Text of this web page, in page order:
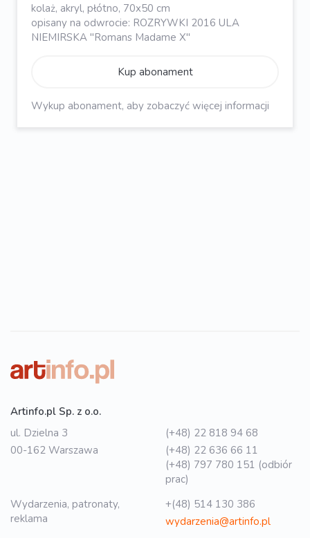
kolaż, akryl, płótno, 70x50 cm
opisany na odwrocie: ROZRYWKI 2016 ULA
NIEMIRSKA "Romans Madame X"
Kup abonament
Wykup abonament, aby zobaczyć więcej informacji
Artinfo.pl Sp. z o.o.
ul. Dzielna 3
00-162 Warszawa
(+48) 22 818 94 68
(+48) 22 636 66 11
(+48) 797 780 151 (odbiór
prac)
Wydarzenia, patronaty,
reklama
+(48) 514 130 386
wydarzenia@artinfo.pl